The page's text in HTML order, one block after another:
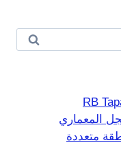
RB
متعددة